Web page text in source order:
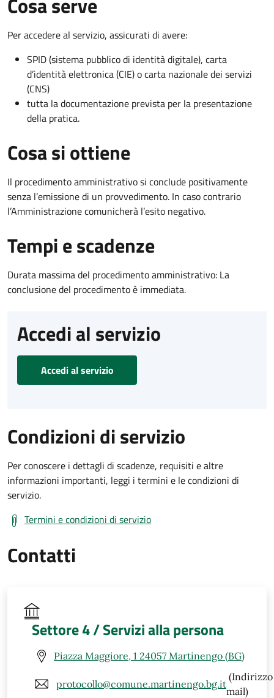
Per accedere al servizio, assicurati di avere:
SPID (sistema pubblico di identità digitale), carta
d’identità elettronica (CIE) o carta nazionale dei servizi
(CNS)
tutta la documentazione prevista per la presentazione
della pratica.
Cosa si ottiene
Il procedimento amministrativo si conclude positivamente
senza l’emissione di un provvedimento. In caso contrario
l’Amministrazione comunicherà l’esito negativo.
Tempi e scadenze
Durata massima del procedimento amministrativo: La
conclusione del procedimento è immediata.
Accedi al servizio
Accedi al servizio
Condizioni di servizio
Per conoscere i dettagli di scadenze, requisiti e altre
informazioni importanti, leggi i termini e le condizioni di
servizio.
Termini e condizioni di servizio
Contatti
Settore 4 / Servizi alla persona
Piazza Maggiore, 1 24057 Martinengo (BG)
protocollo@comune.martinengo.bg.it
(Indirizzo
mail)